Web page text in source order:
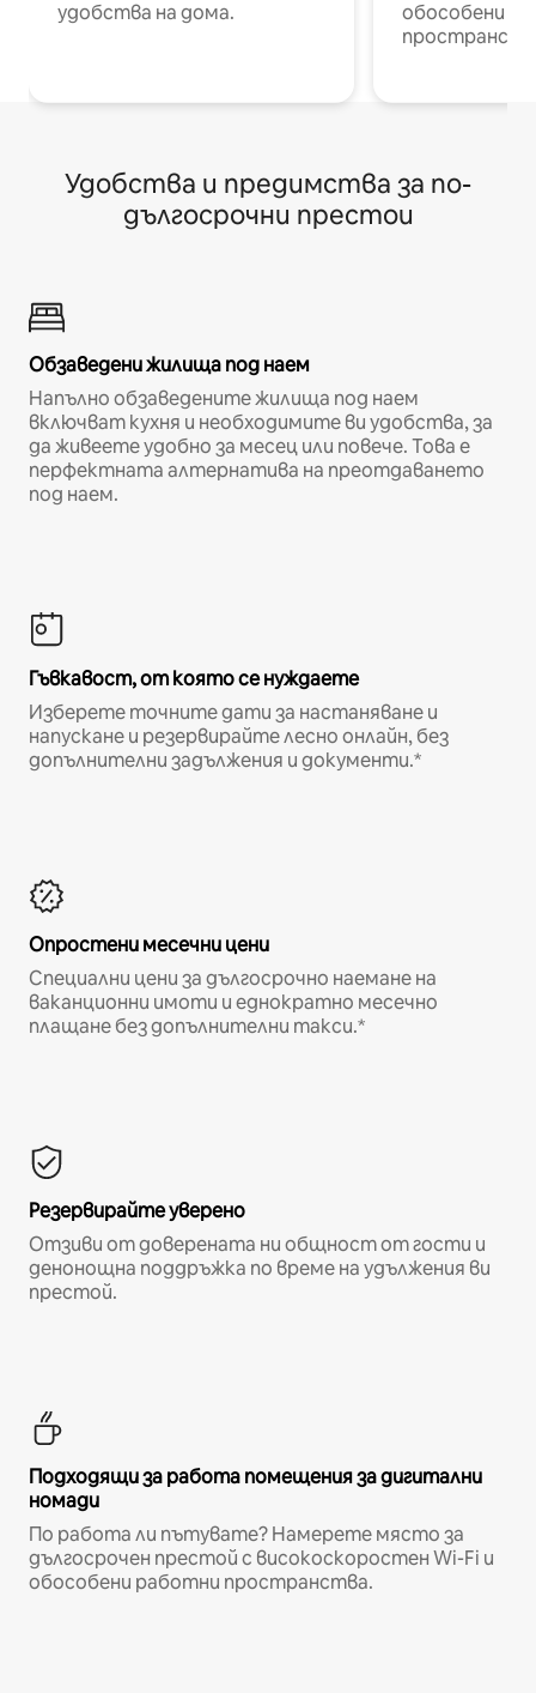
удобства на дома.
обособени
Удобства и предимства за по-
дългосрочни престои
Обзаведени жилища под наем
Напълно обзаведените жилища под наем
включват кухня и необходимите ви удобства, за
да живеете удобно за месец или повече. Това е
перфектната алтернатива на преотдаването
под наем.
Гъвкавост, от която се нуждаете
Изберете точните дати за настаняване и
напускане и резервирайте лесно онлайн, без
допълнителни задължения и документи.*
Опростени месечни цени
Специални цени за дългосрочно наемане на
ваканционни имоти и еднократно месечно
плащане без допълнителни такси.*
Резервирайте уверено
Отзиви от доверената ни общност от гости и
денонощна поддръжка по време на удължения ви
престой.
Подходящи за работа помещения за дигитални
номади
По работа ли пътувате? Намерете място за
дългосрочен престой с високоскоростен Wi-Fi и
обособени работни пространства.